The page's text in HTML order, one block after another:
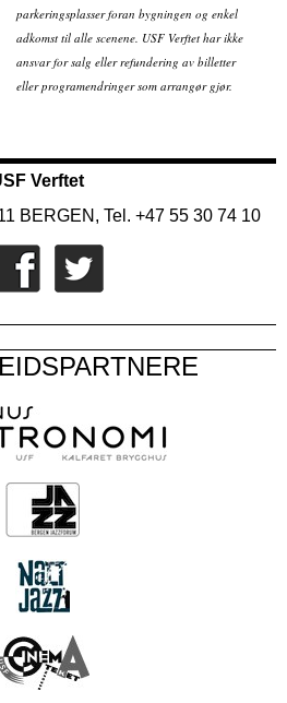
parkeringsplasser foran bygningen og enkel
adkomst til alle scenene. USF Verftet har ikke
ansvar for salg eller refundering av billetter
eller programendringer som arrangør gjør.
Verftet
BERGEN, Tel. +47 55 30 74 10